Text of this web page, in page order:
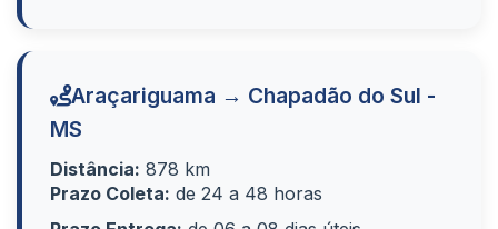
Araçariguama → Chapadão do Sul -
MS
Distância: 878 km
Prazo Coleta: de 24 a 48 horas